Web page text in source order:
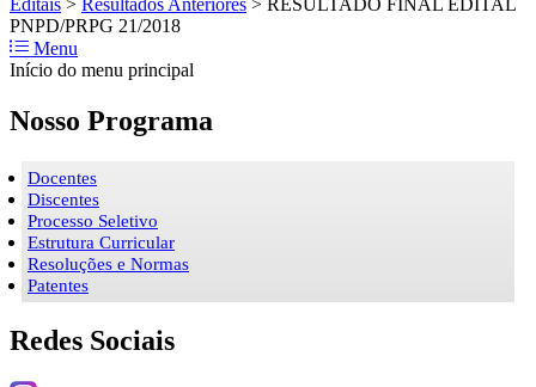
PNPD/PRPG 21/2018
Menu
Início do menu principal
Nosso Programa
Docentes
Discentes
Processo Seletivo
Estrutura Curricular
Resoluções e Normas
Patentes
Redes Sociais